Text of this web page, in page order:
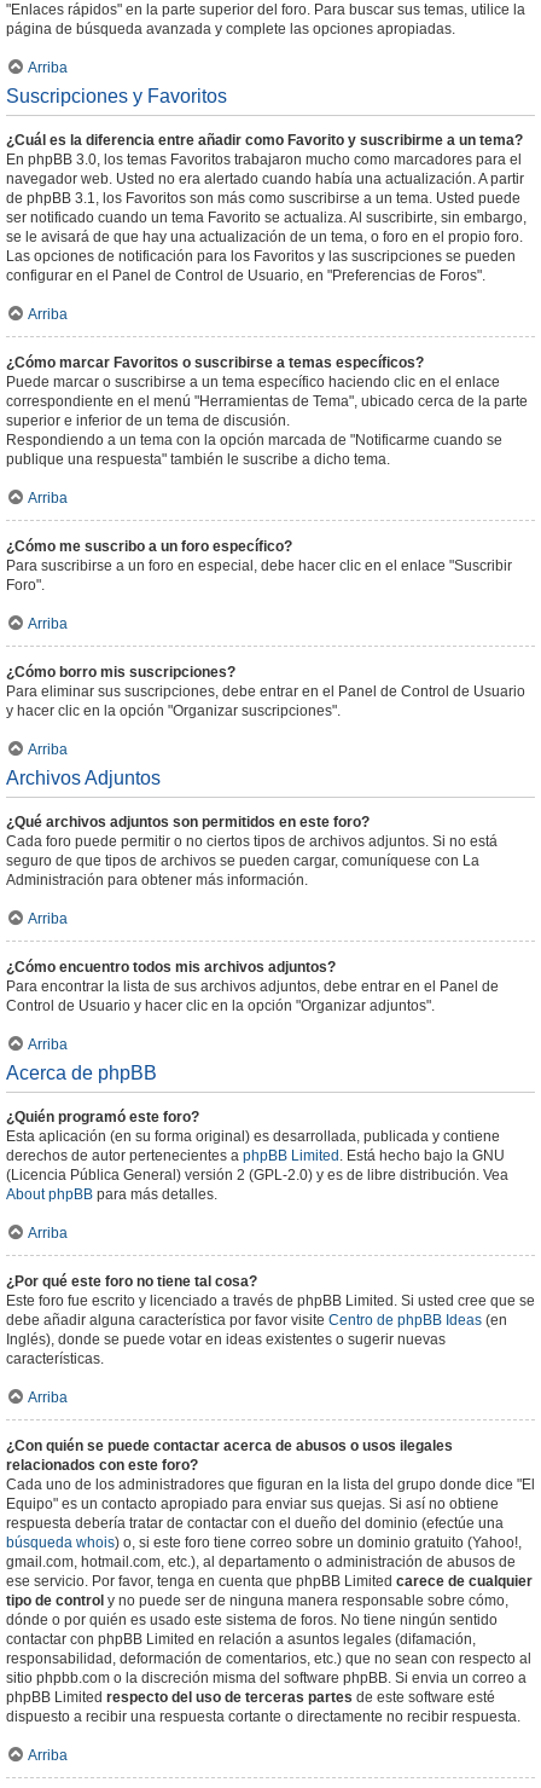
"Enlaces rápidos" en la parte superior del foro. Para buscar sus temas, utilice la
página de búsqueda avanzada y complete las opciones apropiadas.
Arriba
Suscripciones y Favoritos
¿Cuál es la diferencia entre añadir como Favorito y suscribirme a un tema?
En phpBB 3.0, los temas Favoritos trabajaron mucho como marcadores para el
navegador web. Usted no era alertado cuando había una actualización. A partir
de phpBB 3.1, los Favoritos son más como suscribirse a un tema. Usted puede
ser notificado cuando un tema Favorito se actualiza. Al suscribirte, sin embargo,
se le avisará de que hay una actualización de un tema, o foro en el propio foro.
Las opciones de notificación para los Favoritos y las suscripciones se pueden
configurar en el Panel de Control de Usuario, en "Preferencias de Foros".
Arriba
¿Cómo marcar Favoritos o suscribirse a temas específicos?
Puede marcar o suscribirse a un tema específico haciendo clic en el enlace
correspondiente en el menú "Herramientas de Tema", ubicado cerca de la parte
superior e inferior de un tema de discusión.
Respondiendo a un tema con la opción marcada de "Notificarme cuando se
publique una respuesta" también le suscribe a dicho tema.
Arriba
¿Cómo me suscribo a un foro específico?
Para suscribirse a un foro en especial, debe hacer clic en el enlace "Suscribir
Foro".
Arriba
¿Cómo borro mis suscripciones?
Para eliminar sus suscripciones, debe entrar en el Panel de Control de Usuario
y hacer clic en la opción "Organizar suscripciones".
Arriba
Archivos Adjuntos
¿Qué archivos adjuntos son permitidos en este foro?
Cada foro puede permitir o no ciertos tipos de archivos adjuntos. Si no está
seguro de que tipos de archivos se pueden cargar, comuníquese con La
Administración para obtener más información.
Arriba
¿Cómo encuentro todos mis archivos adjuntos?
Para encontrar la lista de sus archivos adjuntos, debe entrar en el Panel de
Control de Usuario y hacer clic en la opción "Organizar adjuntos".
Arriba
Acerca de phpBB
¿Quién programó este foro?
Esta aplicación (en su forma original) es desarrollada, publicada y contiene
derechos de autor pertenecientes a phpBB Limited . Está hecho bajo la GNU
(Licencia Pública General) versión 2 (GPL-2.0) y es de libre distribución. Vea
About phpBB para más detalles.
Arriba
¿Por qué este foro no tiene tal cosa?
Este foro fue escrito y licenciado a través de phpBB Limited. Si usted cree que se
debe añadir alguna característica por favor visite Centro de phpBB Ideas (en
Inglés), donde se puede votar en ideas existentes o sugerir nuevas
características.
Arriba
¿Con quién se puede contactar acerca de abusos o usos ilegales
relacionados con este foro?
Cada uno de los administradores que figuran en la lista del grupo donde dice "El
Equipo" es un contacto apropiado para enviar sus quejas. Si así no obtiene
respuesta debería tratar de contactar con el dueño del dominio (efectúe una
búsqueda whois) o, si este foro tiene correo sobre un dominio gratuito (Yahoo!,
gmail.com, hotmail.com, etc.), al departamento o administración de abusos de
ese servicio. Por favor, tenga en cuenta que phpBB Limited carece de cualquier
tipo de control y no puede ser de ninguna manera responsable sobre cómo,
dónde o por quién es usado este sistema de foros. No tiene ningún sentido
contactar con phpBB Limited en relación a asuntos legales (difamación,
responsabilidad, deformación de comentarios, etc.) que no sean con respecto al
sitio phpbb.com o la discreción misma del software phpBB. Si envia un correo a
phpBB Limited respecto del uso de terceras partes de este software esté
dispuesto a recibir una respuesta cortante o directamente no recibir respuesta.
Arriba